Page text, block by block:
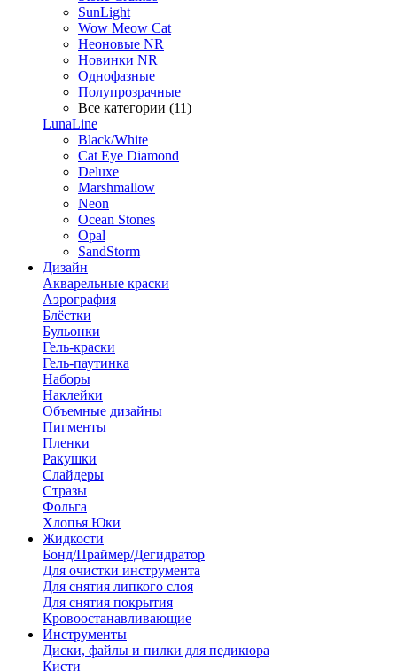
SunLight
Wow Meow Cat
Неоновые NR
Новинки NR
Однофазные
Полупрозрачные
Все категории (11)
LunaLine
Black/White
Cat Eye Diamond
Deluxe
Marshmallow
Neon
Ocean Stones
Opal
SandStorm
Дизайн
Акварельные краски
Аэрография
Блёстки
Бульонки
Гель-краски
Гель-паутинка
Наборы
Наклейки
Объемные дизайны
Пигменты
Пленки
Ракушки
Слайдеры
Стразы
Фольга
Хлопья Юки
Жидкости
Бонд/Праймер/Дегидратор
Для очистки инструмента
Для снятия липкого слоя
Для снятия покрытия
Кровоостанавливающие
Инструменты
Диски, файлы и пилки для педикюра
Кисти